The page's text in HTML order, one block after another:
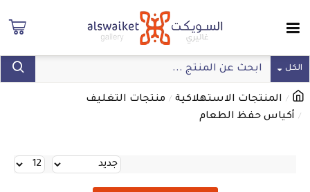
الكل
المنتجات الاستهلاكية
منتجات التغليف
أكياس حفظ الطعام